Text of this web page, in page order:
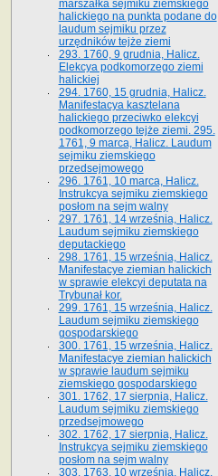
marszałka sejmiku ziemskiego
halickiego na punkta podane do
laudum sejmiku przez
urzędników tejże ziemi
293. 1760, 9 grudnia, Halicz.
Elekcya podkomorzego ziemi
halickiej
294. 1760, 15 grudnia, Halicz.
Manifestacya kasztelana
halickiego przeciwko elekcyi
podkomorzego tejże ziemi. 295.
1761, 9 marca, Halicz. Laudum
sejmiku ziemskiego
przedsejmowego
296. 1761, 10 marca, Halicz.
Instrukcya sejmiku ziemskiego
posłom na sejm walny
297. 1761, 14 września, Halicz.
Laudum sejmiku ziemskiego
deputackiego
298. 1761, 15 września, Halicz.
Manifestacye ziemian halickich
w sprawie elekcyi deputata na
Trybunał kor.
299. 1761, 15 września, Halicz.
Laudum sejmiku ziemskiego
gospodarskiego
300. 1761, 15 września, Halicz.
Manifestacye ziemian halickich
w sprawie laudum sejmiku
ziemskiego gospodarskiego
301. 1762, 17 sierpnia, Halicz.
Laudum sejmiku ziemskiego
przedsejmowego
302. 1762, 17 sierpnia, Halicz.
Instrukcya sejmiku ziemskiego
posłom na sejm walny
303. 1763, 10 września, Halicz.